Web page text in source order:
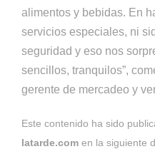
alimentos y bebidas. En
servicios especiales, ni
seguridad y eso nos
sencillos, tranquilos”,
gerente de mercadeo y
Este contenido ha sido
latarde.com en la siguiente